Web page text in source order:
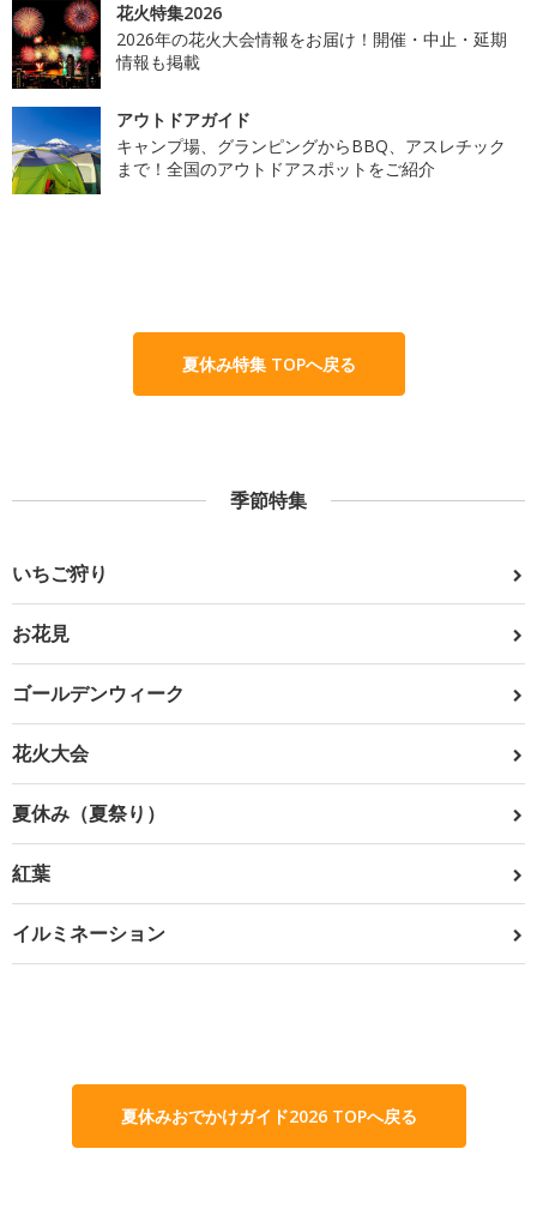
花火特集2026
2026年の花火大会情報をお届け！開催・中止・延期
情報も掲載
アウトドアガイド
キャンプ場、グランピングからBBQ、アスレチック
まで！全国のアウトドアスポットをご紹介
夏休み特集 TOPへ戻る
季節特集
いちご狩り
お花見
ゴールデンウィーク
花火大会
夏休み（夏祭り）
紅葉
イルミネーション
夏休みおでかけガイド2026 TOPへ戻る